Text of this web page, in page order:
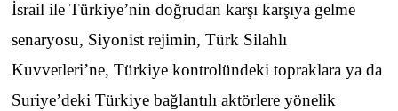
İsrail ile Türkiye’nin doğrudan karşı karşıya gelme
senaryosu, Siyonist rejimin, Türk Silahlı
Kuvvetleri’ne, Türkiye kontrolündeki topraklara ya da
Suriye’deki Türkiye bağlantılı aktörlere yönelik